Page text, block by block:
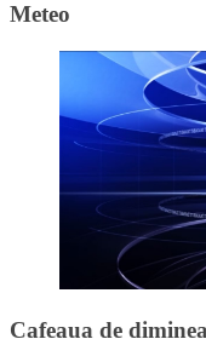
Meteo
Cafeaua de